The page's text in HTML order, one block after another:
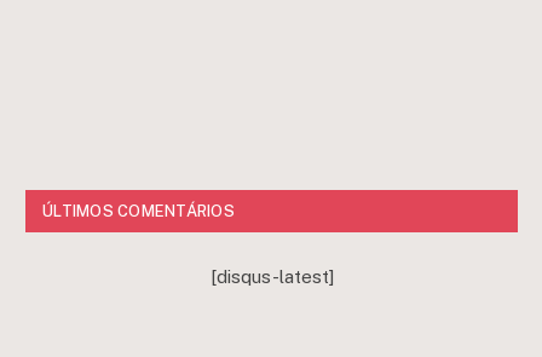
ÚLTIMOS COMENTÁRIOS
[disqus-latest]